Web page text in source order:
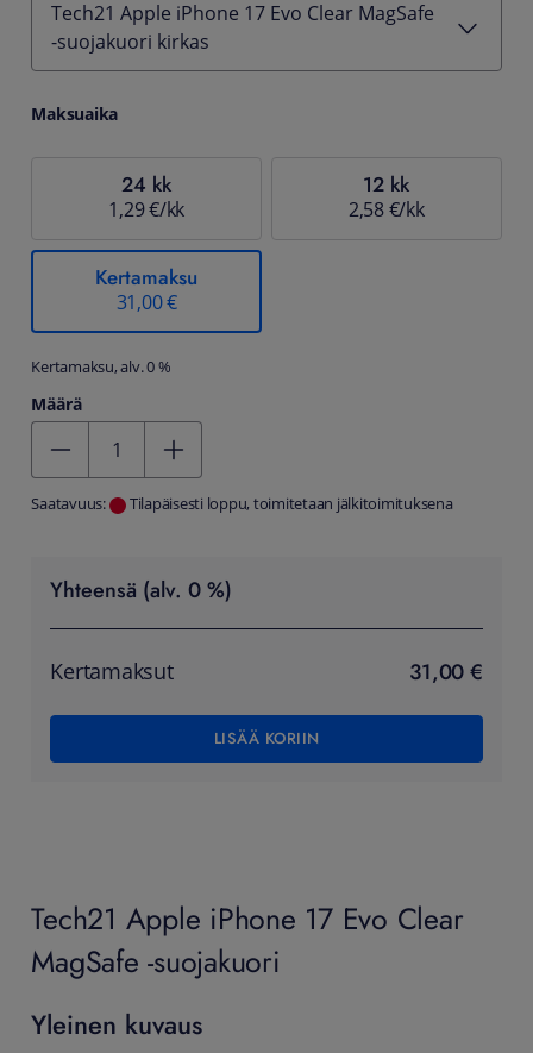
Tech21 Apple iPhone 17 Evo Clear MagSafe
-suojakuori kirkas
Maksuaika
24 kk
1,29 €/kk
12 kk
2,58 €/kk
Kertamaksu
31,00 €
Kertamaksu, alv. 0 %
Määrä
Saatavuus: Tilapäisesti loppu, toimitetaan jälkitoimituksena
Yhteensä (alv. 0 %)
Kertamaksut 31,00 €
LISÄÄ KORIIN
Tech21 Apple iPhone 17 Evo Clear
MagSafe -suojakuori
Yleinen kuvaus